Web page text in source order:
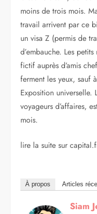
moins de trois mois.
travail arrivent par ce
un visa Z (permis de
d’embauche. Les
fictif auprès d’amis
ferment les yeux, sauf
Exposition universelle.
voyageurs d’affaires,
mois.
lire la suite sur
À propos Articles
Siam